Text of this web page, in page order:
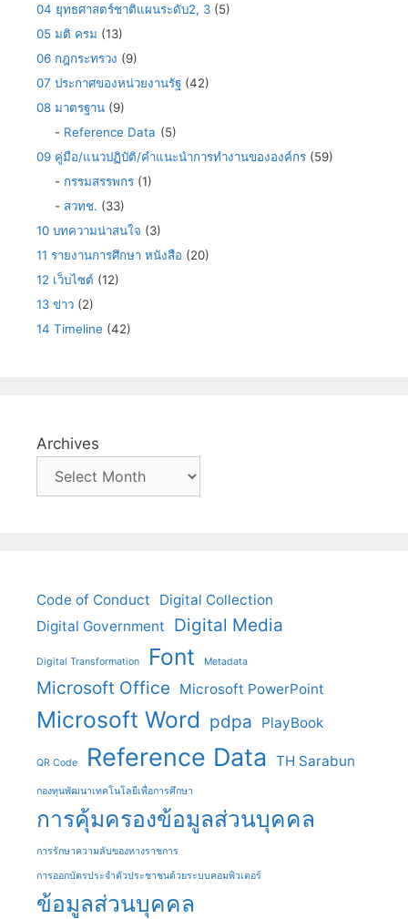
04 ยุทธศาสตร์ชาติแผนระดับ2, 3 (5)
05 มติ ครม (13)
06 กฎกระทรวง (9)
07 ประกาศของหน่วยงานรัฐ (42)
08 มาตรฐาน (9)
- Reference Data (5)
09 คู่มือ/แนวปฏิบัติ/คำแนะนำการทำงานขององค์กร (59)
- กรรมสรรพกร (1)
- สวทช. (33)
10 บทความน่าสนใจ (3)
11 รายงานการศึกษา หนังสือ (20)
12 เว็บไซต์ (12)
13 ข่าว (2)
14 Timeline (42)
Archives
Code of Conduct
Digital Collection
Digital Government
Digital Media
Digital Transformation Font Metadata
Microsoft Office Microsoft PowerPoint
Microsoft Word pdpa PlayBook
QR Code Reference Data TH Sarabun
กองทุนพัฒนาเทคโนโลยีเพื่อการศึกษา
การคุ้มครองข้อมูลส่วนบุคคล
การรักษาความลับของทางราชการ
การออกบัตรประจําตัวประชาชนด้วยระบบคอมพิวเตอร์
ข้อมูลส่วนบุคคล